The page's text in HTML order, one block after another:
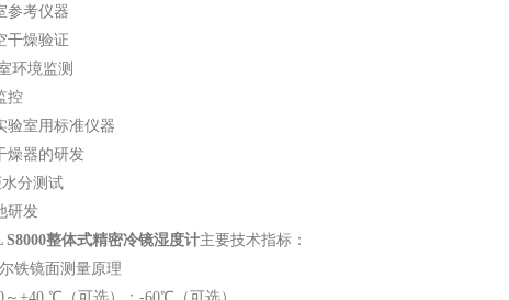
参考仪器
干燥验证
环境监测
控
验室用标准仪器
燥器的研发
水分测试
研发
整体式精密冷镜湿度计主要技术指标：
铁镜面测量原理